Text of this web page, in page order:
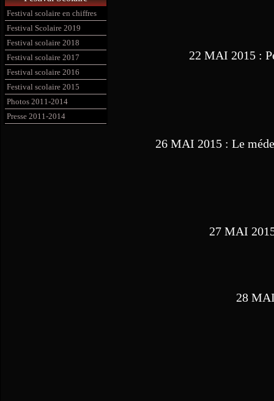
Festival scolaire en chiffres
Festival Scolaire 2019
Festival scolaire 2018
Festival scolaire 2017
Festival scolaire 2016
Festival scolaire 2015
Photos 2011-2014
Presse 2011-2014
22 MAI 2015 :
26 MAI 2015 : Le
27 MAI
28